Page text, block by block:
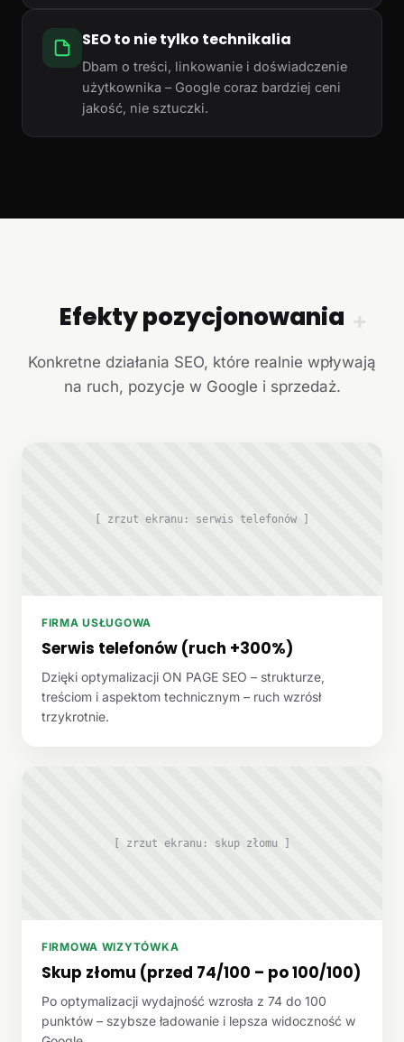
SEO to nie tylko technikalia
Dbam o treści, linkowanie i doświadczenie
użytkownika – Google coraz bardziej ceni
jakość, nie sztuczki.
+
Efekty pozycjonowania
Konkretne działania SEO, które realnie wpływają
na ruch, pozycje w Google i sprzedaż.
[ zrzut ekranu: serwis telefonów ]
FIRMA USŁUGOWA
Serwis telefonów (ruch +300%)
Dzięki optymalizacji ON PAGE SEO – strukturze,
treściom i aspektom technicznym – ruch wzrósł
trzykrotnie.
[ zrzut ekranu: skup złomu ]
FIRMOWA WIZYTÓWKA
Skup złomu (przed 74/100 – po 100/100)
Po optymalizacji wydajność wzrosła z 74 do 100
punktów – szybsze ładowanie i lepsza widoczność w